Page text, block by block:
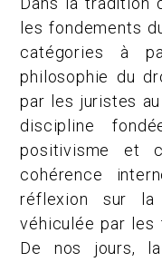
les fondements
catégories à
philosophie du
par les juristes
discipline
positivisme et
cohérence
réflexion sur
véhiculée par les
De nos jours,